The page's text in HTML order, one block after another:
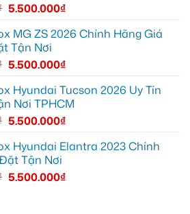
5.500.000₫
MG ZS 2026 Chính Hãng Giá
Tận Nơi
5.500.000₫
Hyundai Tucson 2026 Uy Tín
Nơi TPHCM
5.500.000₫
Hyundai Elantra 2023 Chính
Tận Nơi
5.500.000₫